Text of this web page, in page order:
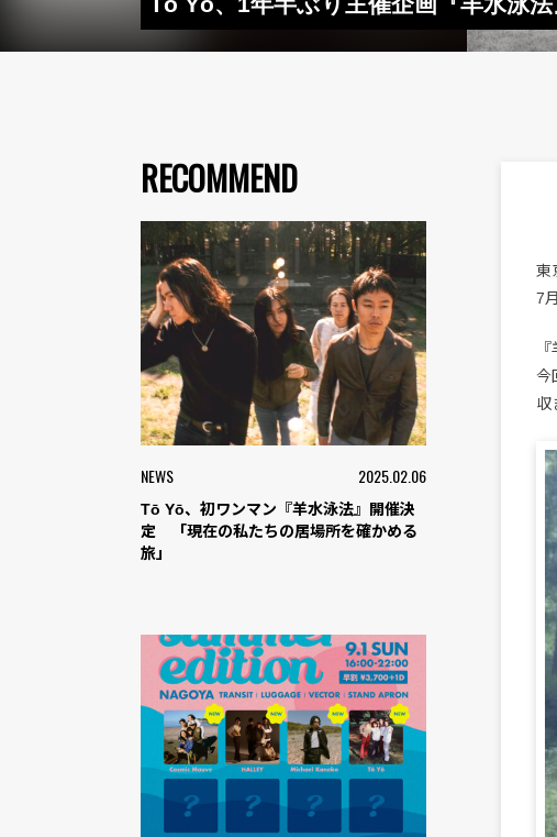
RECOMMEND
NEWS 2025.02.06
Tō Yō、初ワンマン『羊水泳法』開催決
定 「現在の私たちの居場所を確かめる
旅」
東
7
今
収